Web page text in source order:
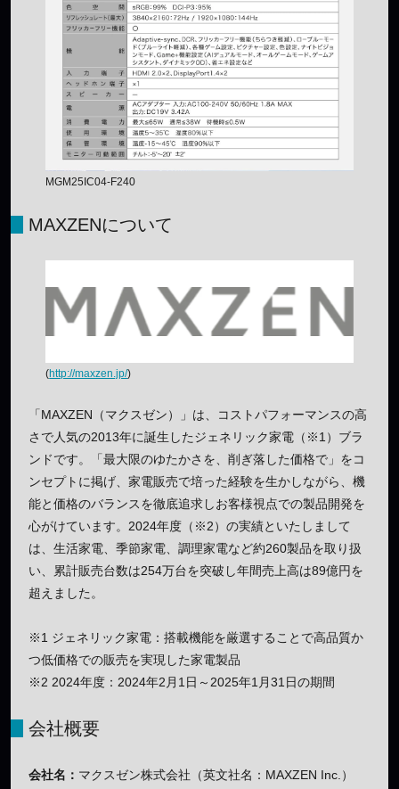
MGM25IC04-F240
MAXZENについて
(http://maxzen.jp/)
「MAXZEN（マクスゼン）」は、コストパフォーマンスの高
さで人気の2013年に誕生したジェネリック家電（※1）ブラ
ンドです。「最大限のゆたかさを、削ぎ落した価格で」をコ
ンセプトに掲げ、家電販売で培った経験を生かしながら、機
能と価格のバランスを徹底追求しお客様視点での製品開発を
心がけています。2024年度（※2）の実績といたしまして
は、生活家電、季節家電、調理家電など約260製品を取り扱
い、累計販売台数は254万台を突破し年間売上高は89億円を
超えました。
※1 ジェネリック家電：搭載機能を厳選することで高品質か
つ低価格での販売を実現した家電製品
※2 2024年度：2024年2月1日～2025年1月31日の期間
会社概要
会社名： マクスゼン株式会社（英文社名：MAXZEN Inc.）